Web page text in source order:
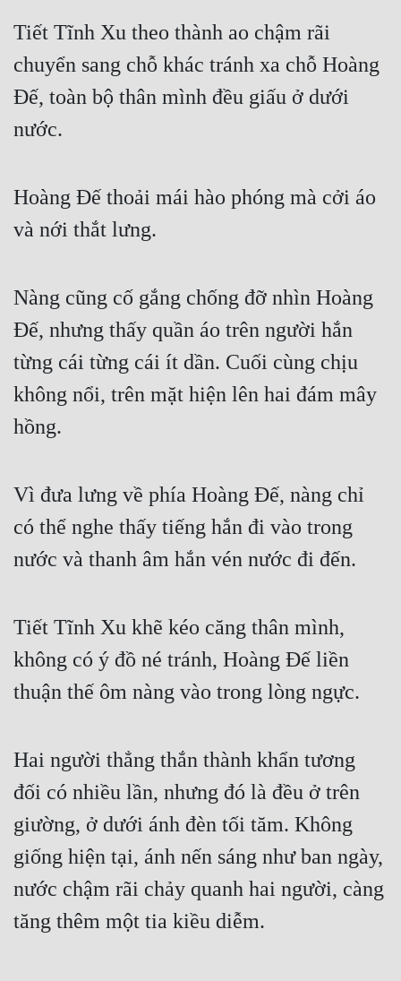
Tiết Tĩnh Xu theo thành ao chậm rãi
chuyển sang chỗ khác tránh xa chỗ Hoàng
Đế, toàn bộ thân mình đều giấu ở dưới
nước.
Hoàng Đế thoải mái hào phóng mà cởi áo
và nới thắt lưng.
Nàng cũng cố gắng chống đỡ nhìn Hoàng
Đế, nhưng thấy quần áo trên người hắn
từng cái từng cái ít dần. Cuối cùng chịu
không nổi, trên mặt hiện lên hai đám mây
hồng.
Vì đưa lưng về phía Hoàng Đế, nàng chỉ
có thể nghe thấy tiếng hắn đi vào trong
nước và thanh âm hắn vén nước đi đến.
Tiết Tĩnh Xu khẽ kéo căng thân mình,
không có ý đồ né tránh, Hoàng Đế liền
thuận thế ôm nàng vào trong lòng ngực.
Hai người thẳng thắn thành khẩn tương
đối có nhiều lần, nhưng đó là đều ở trên
giường, ở dưới ánh đèn tối tăm. Không
giống hiện tại, ánh nến sáng như ban ngày,
nước chậm rãi chảy quanh hai người, càng
tăng thêm một tia kiều diễm.